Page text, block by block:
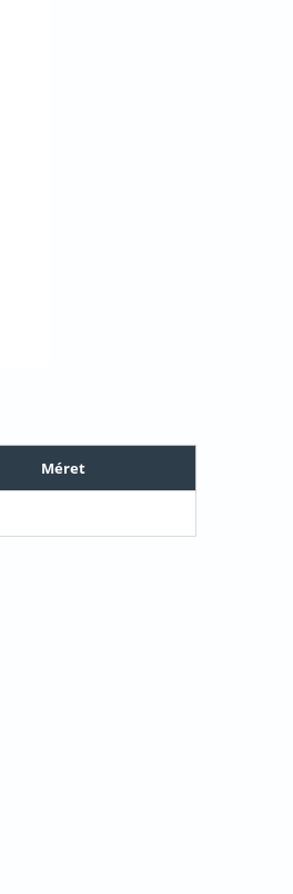
Méret